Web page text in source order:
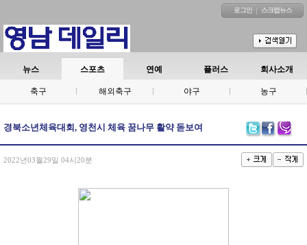
로그인 스크랩뉴스
뉴스 스포츠 연예 플러스 회사소개
축구 해외축구 야구 농구
경북소년체육대회, 영천시 체육 꿈나무 활약 돋보여
2022년03월29일 04시20분